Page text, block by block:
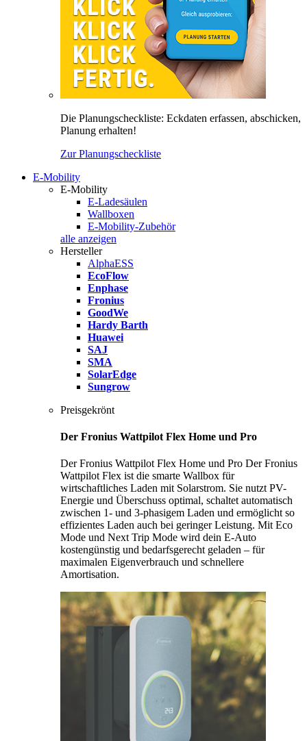
Die Planungscheckliste: Eckdaten erfassen, abschicken,
Planung erhalten!
Zur Planungscheckliste
E-Mobility
E-Mobility
E-Ladesäulen
Wallboxen
E-Mobility-Zubehör
alle anzeigen
Hersteller
AlphaESS
EcoFlow
Enphase
Fronius
GoodWe
Hardy Barth
Huawei
SAJ
SMA
SolarEdge
Sungrow
Preisgekrönt
Der Fronius Wattpilot Flex Home und Pro
Der Fronius Wattpilot Flex Home und Pro Der Fronius
Wattpilot Flex ist die smarte Wallbox für
wirtschaftliches Laden mit Solarstrom. Sie nutzt PV-
Energie und Überschuss optimal, schaltet automatisch
zwischen 1- und 3-phasigem Laden und ermöglicht so
effizientes Laden auch bei geringer Leistung. Mit Eco
Mode und Next Trip Mode wird dein E-Auto
kostengünstig und bedarfsgerecht geladen – für
maximalen Eigenverbrauch und schnellere
Amortisation.